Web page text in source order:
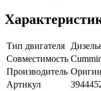
Тип двигателя
Совместимость
Производитель
Артикул